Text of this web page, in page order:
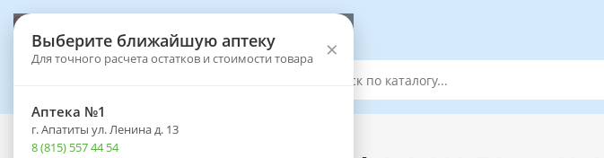
Выберите ближайшую аптеку
Для точного расчета остатков и стоимости товара ×
Аптека №1
г. Апатиты ул. Ленина д. 13
8 (815) 557 44 54
Каталог - Лекарственные препараты